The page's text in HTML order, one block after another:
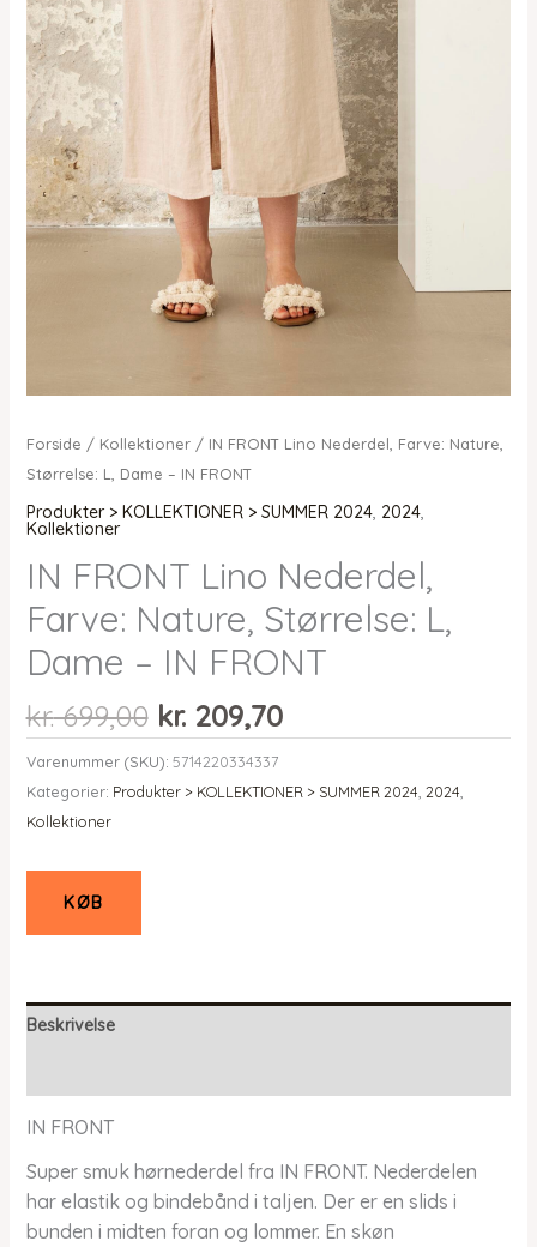
Forside / Kollektioner/ IN FRONT Lino Nederdel, Farve: Nature,
Størrelse: L, Dame – IN FRONT
Produkter > KOLLEKTIONER > SUMMER 2024, 2024,
Kollektioner
IN FRONT Lino Nederdel,
Farve: Nature, Størrelse: L,
Dame – IN FRONT
kr.699,00 Den
oprindelige
pris
var:
kr.209,70Den
aktuelle
er:
Varenummer (SKU): 5714220334337
Kategorier: Produkter > KOLLEKTIONER > SUMMER 2024 2024
Kollektioner
KØB
Beskrivelse
IN FRONT
Super smuk hørnederdel fra IN FRONT. Nederdelen
har elastik og bindebånd i taljen. Der er en slids i
bunden i midten foran og lommer. En skøn